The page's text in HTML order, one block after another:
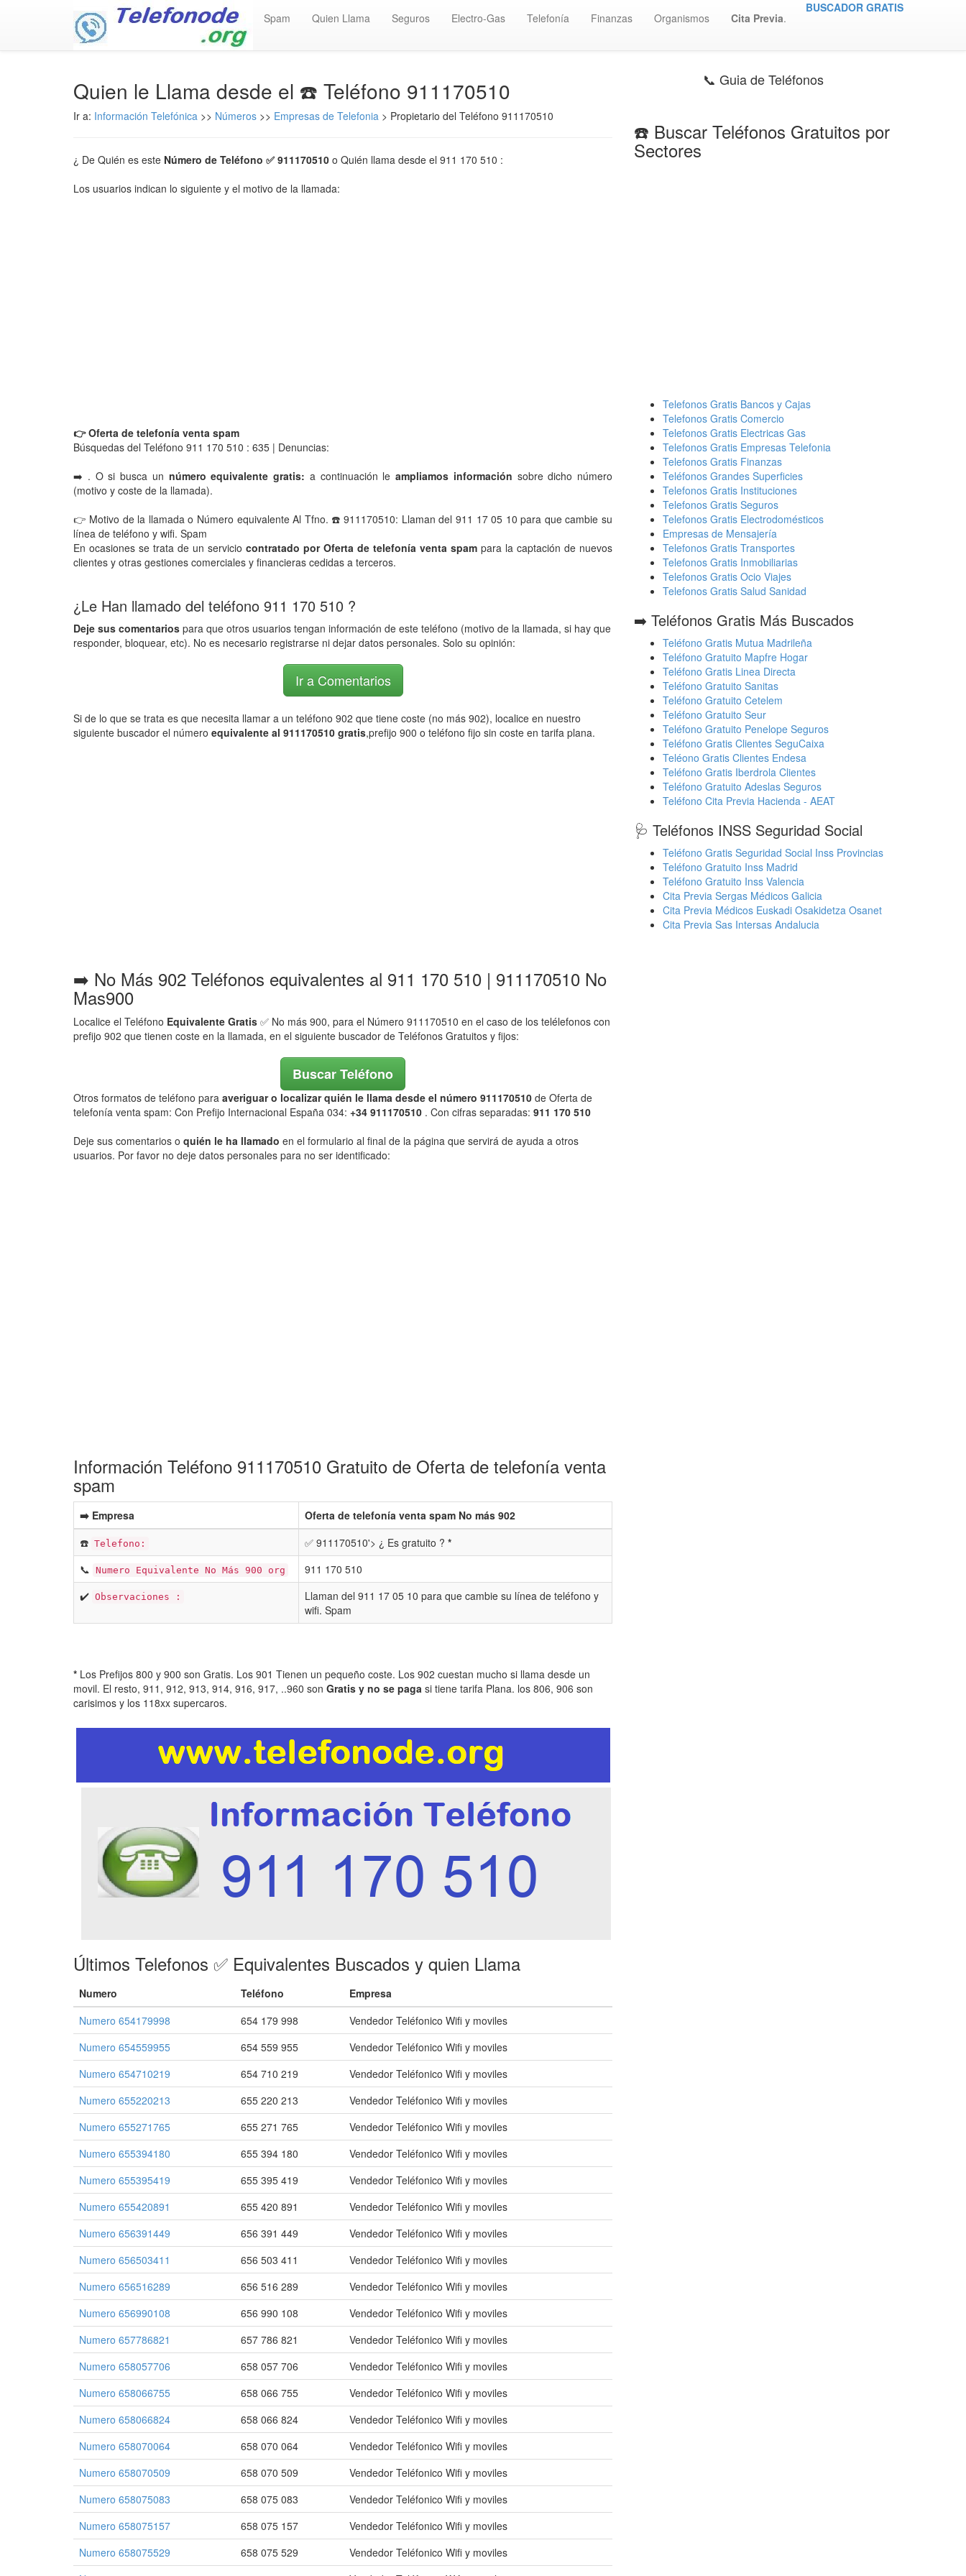
Spam Quien Llama Seguros Electro-Gas Telefonía Finanzas Organismos Cita Previa.
BUSCADOR GRATIS
Quien le Llama desde el ☎️ Teléfono 911170510
Ir a: Información Telefónica >> Números >> Empresas de Telefonia > Propietario del Teléfono 911170510
¿ De Quién es este Número de Teléfono ✅ 911170510 o Quién llama desde el 911 170 510 :
Los usuarios indican lo siguiente y el motivo de la llamada:
👉 Oferta de telefonía venta spam
Búsquedas del Teléfono 911 170 510 : 635 | Denuncias:
➡️ . O si busca un número equivalente gratis: a continuación le ampliamos información sobre dicho número
(motivo y coste de la llamada).
👉 Motivo de la llamada o Número equivalente Al Tfno. ☎️ 911170510: Llaman del 911 17 05 10 para que cambie su
línea de teléfono y wifi. Spam
En ocasiones se trata de un servicio contratado por Oferta de telefonía venta spam para la captación de nuevos
clientes y otras gestiones comerciales y financieras cedidas a terceros.
¿Le Han llamado del teléfono 911 170 510 ?
Deje sus comentarios para que otros usuarios tengan información de este teléfono (motivo de la llamada, si hay que
responder, bloquear, etc). No es necesario registrarse ni dejar datos personales. Solo su opinión:
Ir a Comentarios
Si de lo que se trata es que necesita llamar a un teléfono 902 que tiene coste (no más 902), localice en nuestro
siguiente buscador el número equivalente al 911170510 gratis,prefijo 900 o teléfono fijo sin coste en tarifa plana.
➡️ No Más 902 Teléfonos equivalentes al 911 170 510 | 911170510 No
Mas900
Localice el Teléfono Equivalente Gratis ✅ No más 900, para el Número 911170510 en el caso de los telélefonos con
prefijo 902 que tienen coste en la llamada, en el siguiente buscador de Teléfonos Gratuitos y fijos:
Buscar Teléfono
Otros formatos de teléfono para averiguar o localizar quién le llama desde el número 911170510 de Oferta de
telefonía venta spam: Con Prefijo Internacional España 034: +34 911170510 . Con cifras separadas: 911 170 510
Deje sus comentarios o quién le ha llamado en el formulario al final de la página que servirá de ayuda a otros
usuarios. Por favor no deje datos personales para no ser identificado:
Información Teléfono 911170510 Gratuito de Oferta de telefonía venta
spam
➡️ Empresa
Oferta de telefonía venta spam No más 902
☎️ Telefono: ✅ 911170510'> ¿ Es gratuito ? *
📞 Numero Equivalente No Más 900 org
911 170 510
✔️ Observaciones :
Llaman del 911 17 05 10 para que cambie su línea de teléfono y
wifi. Spam
* Los Prefijos 800 y 900 son Gratis. Los 901 Tienen un pequeño coste. Los 902 cuestan mucho si llama desde un
movil. El resto, 911, 912, 913, 914, 916, 917, ..960 son Gratis y no se paga si tiene tarifa Plana. los 806, 906 son
carisimos y los 118xx supercaros.
Últimos Telefonos ✅ Equivalentes Buscados y quien Llama
Numero Teléfono
Empresa
Numero 654179998
654 179 998
Vendedor Teléfonico Wifi y moviles
Numero 654559955
654 559 955
Vendedor Teléfonico Wifi y moviles
Numero 654710219
654 710 219
Vendedor Teléfonico Wifi y moviles
Numero 655220213
655 220 213
Vendedor Teléfonico Wifi y moviles
Numero 655271765
655 271 765
Vendedor Teléfonico Wifi y moviles
Numero 655394180
655 394 180
Vendedor Teléfonico Wifi y moviles
Numero 655395419
655 395 419
Vendedor Teléfonico Wifi y moviles
Numero 655420891
655 420 891
Vendedor Teléfonico Wifi y moviles
Numero 656391449
656 391 449
Vendedor Teléfonico Wifi y moviles
Numero 656503411
656 503 411
Vendedor Teléfonico Wifi y moviles
Numero 656516289
656 516 289
Vendedor Teléfonico Wifi y moviles
Numero 656990108
656 990 108
Vendedor Teléfonico Wifi y moviles
Numero 657786821
657 786 821
Vendedor Teléfonico Wifi y moviles
Numero 658057706
658 057 706
Vendedor Teléfonico Wifi y moviles
Numero 658066755
658 066 755
Vendedor Teléfonico Wifi y moviles
Numero 658066824
658 066 824
Vendedor Teléfonico Wifi y moviles
Numero 658070064
658 070 064
Vendedor Teléfonico Wifi y moviles
Numero 658070509
658 070 509
Vendedor Teléfonico Wifi y moviles
Numero 658075083
658 075 083
Vendedor Teléfonico Wifi y moviles
Numero 658075157
658 075 157
Vendedor Teléfonico Wifi y moviles
Numero 658075529
658 075 529
Vendedor Teléfonico Wifi y moviles
📞 Guia de Teléfonos
☎️ Buscar Teléfonos Gratuitos por
Sectores
Telefonos Gratis Bancos y Cajas
Telefonos Gratis Comercio
Telefonos Gratis Electricas Gas
Telefonos Gratis Empresas Telefonia
Telefonos Gratis Finanzas
Teléfonos Grandes Superficies
Telefonos Gratis Instituciones
Telefonos Gratis Seguros
Telefonos Gratis Electrodomésticos
Empresas de Mensajería
Telefonos Gratis Transportes
Telefonos Gratis Inmobiliarias
Telefonos Gratis Ocio Viajes
Telefonos Gratis Salud Sanidad
➡️ Teléfonos Gratis Más Buscados
Teléfono Gratis Mutua Madrileña
Teléfono Gratuito Mapfre Hogar
Teléfono Gratis Linea Directa
Teléfono Gratuito Sanitas
Teléfono Gratuito Cetelem
Teléfono Gratuito Seur
Teléfono Gratuito Penelope Seguros
Teléfono Gratis Clientes SeguCaixa
Teléono Gratis Clientes Endesa
Teléfono Gratis Iberdrola Clientes
Teléfono Gratuito Adeslas Seguros
Teléfono Cita Previa Hacienda - AEAT
🩺 Teléfonos INSS Seguridad Social
Teléfono Gratis Seguridad Social Inss Provincias
Teléfono Gratuito Inss Madrid
Teléfono Gratuito Inss Valencia
Cita Previa Sergas Médicos Galicia
Cita Previa Médicos Euskadi Osakidetza Osanet
Cita Previa Sas Intersas Andalucia